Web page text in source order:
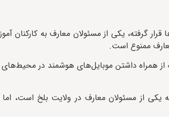
گرفته، یکی از مسئولان معارف به کارکنان
ممنوع است.
از همراه داشتن موبایل‌های هوشمند در
یکی از مسئولان معارف در ولایت بلخ است،